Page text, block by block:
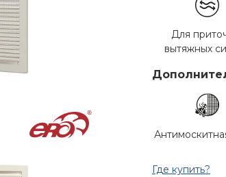
Для
вытяжных
Где купить?